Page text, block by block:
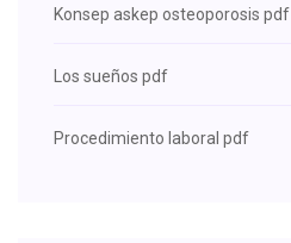
Konsep askep osteoporosis pdf
Los sueños pdf
Procedimiento laboral pdf